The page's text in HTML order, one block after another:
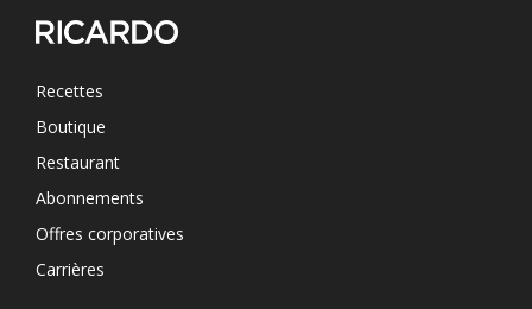
Recettes
Boutique
Restaurant
Abonnements
Offres corporatives
Carrières